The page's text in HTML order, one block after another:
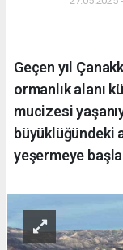
Geçen yıl
ormanlık alanı
mucizesi
büyüklüğündeki
yeşermeye